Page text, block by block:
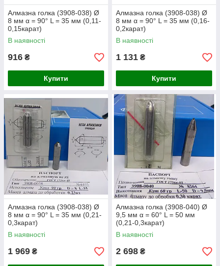
Алмазна голка (3908-038) Ø
8 мм α = 90° L = 35 мм (0,11-
0,15карат)
В наявності
916 ₴
Купити
Алмазна голка (3908-038) Ø
8 мм α = 90° L = 35 мм (0,16-
0,2карат)
В наявності
1 131 ₴
Купити
Алмазна голка (3908-038) Ø
8 мм α = 90° L = 35 мм (0,21-
0,3карат)
В наявності
1 969 ₴
Алмазна голка (3908-040) Ø
9,5 мм α = 60° L = 50 мм
(0,21-0,3карат)
В наявності
2 698 ₴